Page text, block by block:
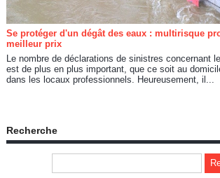
Se protéger d'un dégât des eaux : multirisque
meilleur prix
Le nombre de déclarations de sinistres concernant
est de plus en plus important, que ce soit au
dans les locaux professionnels. Heureusement, il...
Recherche